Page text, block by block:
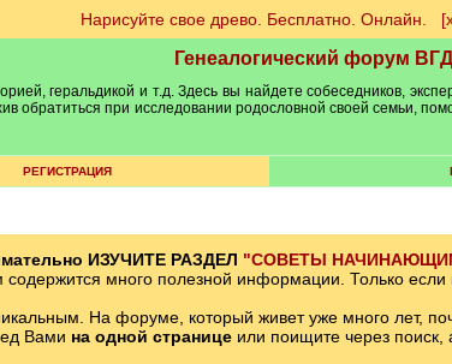
Нарисуйте свое древо. Бесплатно. Онлайн.
Генеалогический форум ВГД
геральдикой и т.д. Здесь вы найдете собеседников,
обратиться при исследовании родословной своей семьи,
РЕГИСТРАЦИЯ
ИЗУЧИТЕ РАЗДЕЛ "СОВЕТЫ
содержится много полезной информации. Только
На форуме, который живет уже много лет,
Вами на одной странице или поищите через поиск,